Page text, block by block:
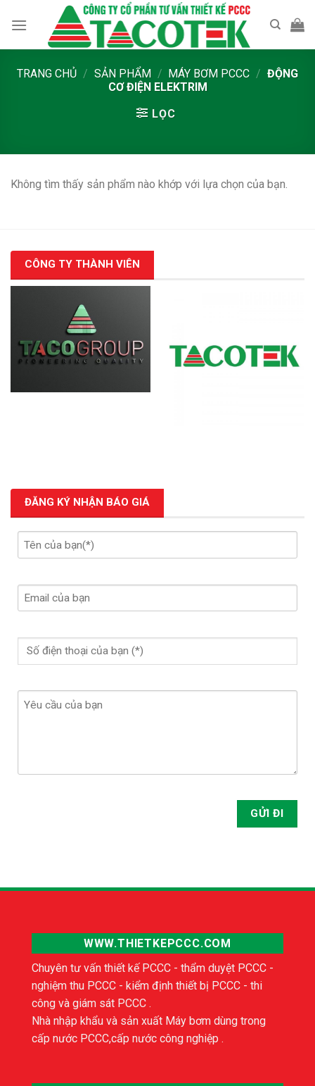
TRANG CHỦ / SẢN PHẨM / MÁY BƠM PCCC / ĐỘNG
CƠ ĐIỆN ELEKTRIM
LỌC
Không tìm thấy sản phẩm nào khớp với lựa chọn của bạn.
CÔNG TY THÀNH VIÊN
ĐĂNG KÝ NHẬN BÁO GIÁ
WWW.THIETKEPCCC.COM
Chuyên tư vấn thiết kế PCCC - thẩm duyệt PCCC -
nghiệm thu PCCC - kiểm định thiết bị PCCC - thi
công và giám sát PCCC .
Nhà nhập khẩu và sản xuất Máy bơm dùng trong
cấp nước PCCC,cấp nước công nghiệp .